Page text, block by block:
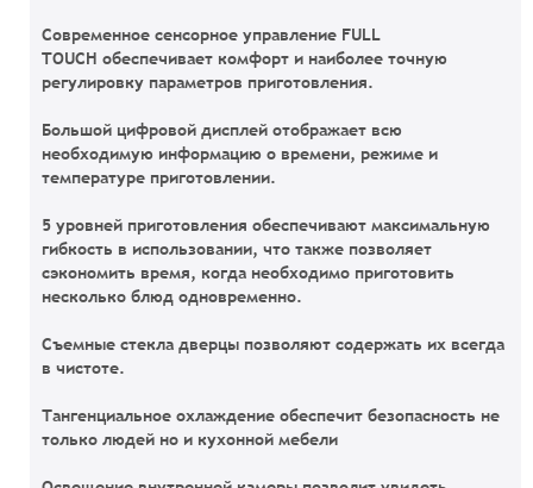
Современное сенсорное управление FULL
TOUCH обеспечивает комфорт и наиболее точную
регулировку параметров приготовления.
Большой цифровой дисплей отображает всю
необходимую информацию о времени, режиме и
температуре приготовлении.
5 уровней приготовления обеспечивают максимальную
гибкость в использовании, что также позволяет
сэкономить время, когда необходимо приготовить
несколько блюд одновременно.
Съемные стекла дверцы позволяют содержать их всегда
в чистоте.
Тангенциальное охлаждение обеспечит безопасность не
только людей но и кухонной мебели